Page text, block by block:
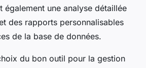
également une analyse détaillée
des rapports personnalisables
de la base de données.
du bon outil pour la gestion